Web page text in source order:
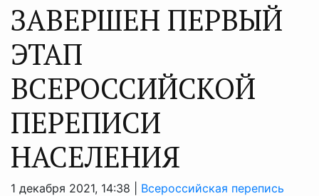
ЗАВЕРШЕН ПЕРВЫЙ
ЭТАП
ВСЕРОССИЙСКОЙ
ПЕРЕПИСИ
НАСЕЛЕНИЯ
1 декабря 2021, 14:38 | Всероссийская перепись